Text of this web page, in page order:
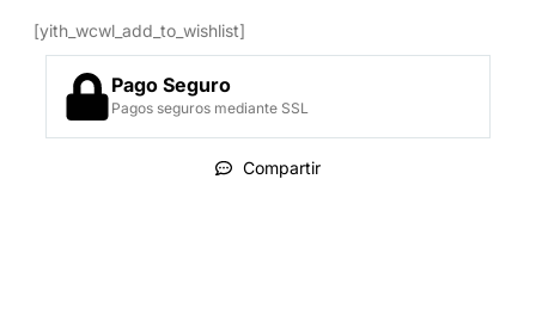
[yith_wcwl_add_to_wishlist]
Pago Seguro
Pagos seguros mediante SSL
Compartir